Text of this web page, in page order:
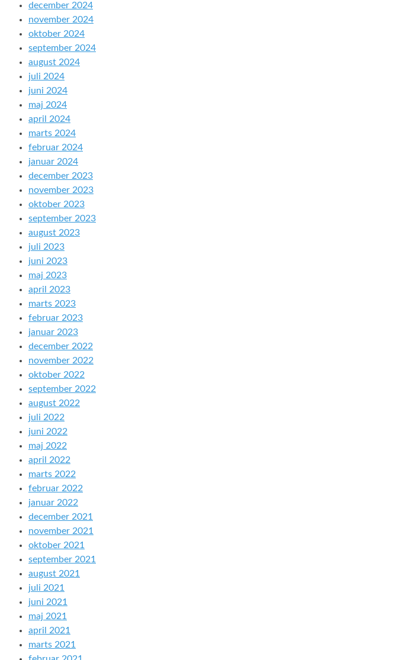
december 2024
november 2024
oktober 2024
september 2024
august 2024
juli 2024
juni 2024
maj 2024
april 2024
marts 2024
februar 2024
januar 2024
december 2023
november 2023
oktober 2023
september 2023
august 2023
juli 2023
juni 2023
maj 2023
april 2023
marts 2023
februar 2023
januar 2023
december 2022
november 2022
oktober 2022
september 2022
august 2022
juli 2022
juni 2022
maj 2022
april 2022
marts 2022
februar 2022
januar 2022
december 2021
november 2021
oktober 2021
september 2021
august 2021
juli 2021
juni 2021
maj 2021
april 2021
marts 2021